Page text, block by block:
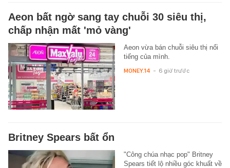
Aeon bất ngờ sang tay chuỗi 30 siêu thị,
chấp nhận mất 'mỏ vàng'
Aeon vừa bán chuỗi siêu thị nổi
tiếng của mình.
MONEY.14 - 6 giờ trước
Britney Spears bất ổn
"Công chúa nhạc pop" Britney
Spears tiết lộ nhiều góc khuất về